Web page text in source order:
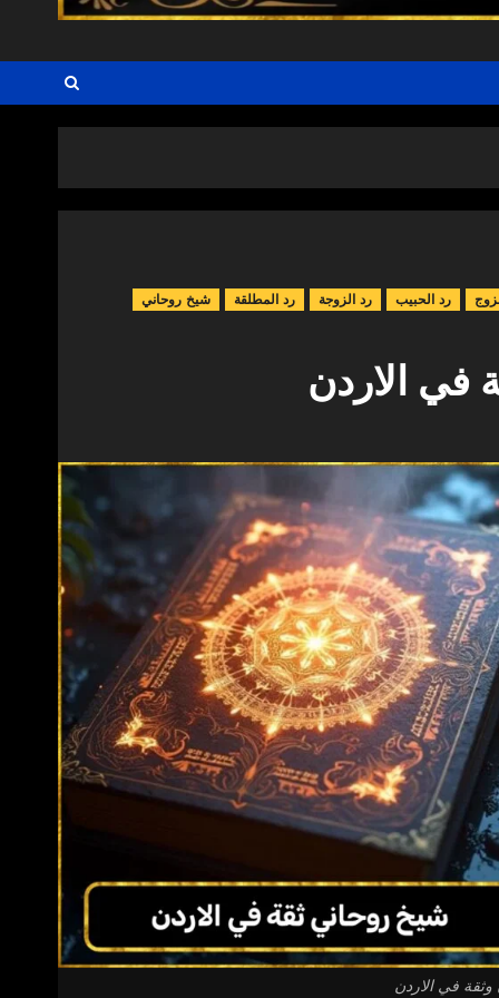
رد الحبيب رد الزوجة رد المطلقة شيخ روحاني
الاردن
في الاردن